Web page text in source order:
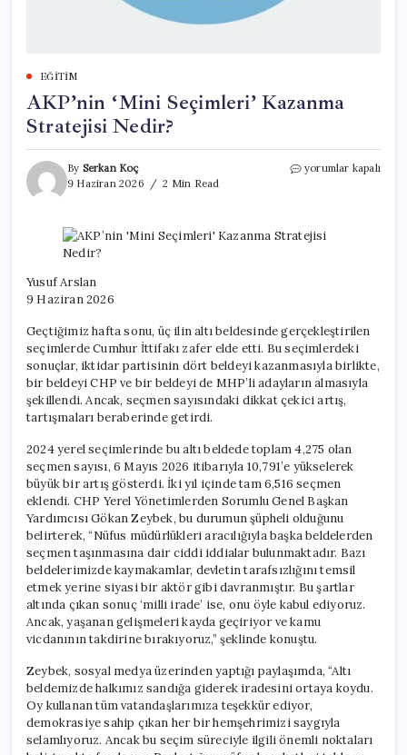
EĞITIM
AKP’nin ‘Mini Seçimleri’ Kazanma
Stratejisi Nedir?
By Serkan Koç
9 Haziran 2026
2 Min Read
AKP’nin
Stratejisi
Nedir?
yorumlar kapalı
Yusuf Arslan
9 Haziran 2026
Geçtiğimiz hafta sonu, üç ilin altı beldesinde gerçekleştirilen
seçimlerde Cumhur İttifakı zafer elde etti. Bu seçimlerdeki
sonuçlar, iktidar partisinin dört beldeyi kazanmasıyla birlikte,
bir beldeyi CHP ve bir beldeyi de MHP’li adayların almasıyla
şekillendi. Ancak, seçmen sayısındaki dikkat çekici artış,
tartışmaları beraberinde getirdi.
2024 yerel seçimlerinde bu altı beldede toplam 4,275 olan
seçmen sayısı, 6 Mayıs 2026 itibarıyla 10,791’e yükselerek
büyük bir artış gösterdi. İki yıl içinde tam 6,516 seçmen
eklendi. CHP Yerel Yönetimlerden Sorumlu Genel Başkan
Yardımcısı Gökan Zeybek, bu durumun şüpheli olduğunu
belirterek, “Nüfus müdürlükleri aracılığıyla başka beldelerden
seçmen taşınmasına dair ciddi iddialar bulunmaktadır. Bazı
beldelerimizde kaymakamlar, devletin tarafsızlığını temsil
etmek yerine siyasi bir aktör gibi davranmıştır. Bu şartlar
altında çıkan sonuç ‘milli irade’ ise, onu öyle kabul ediyoruz.
Ancak, yaşanan gelişmeleri kayda geçiriyor ve kamu
vicdanının takdirine bırakıyoruz,” şeklinde konuştu.
Zeybek, sosyal medya üzerinden yaptığı paylaşımda, “Altı
beldemizde halkımız sandığa giderek iradesini ortaya koydu.
Oy kullanan tüm vatandaşlarımıza teşekkür ediyor,
demokrasiye sahip çıkan her bir hemşehrimizi saygıyla
selamlıyoruz. Ancak bu seçim süreciyle ilgili önemli noktaları